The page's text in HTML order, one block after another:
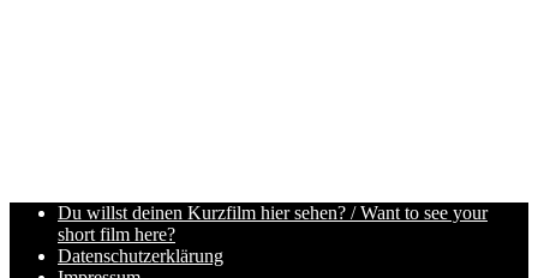
Du willst deinen Kurzfilm hier sehen? / Want to see your
short film here?
Datenschutzerklärung